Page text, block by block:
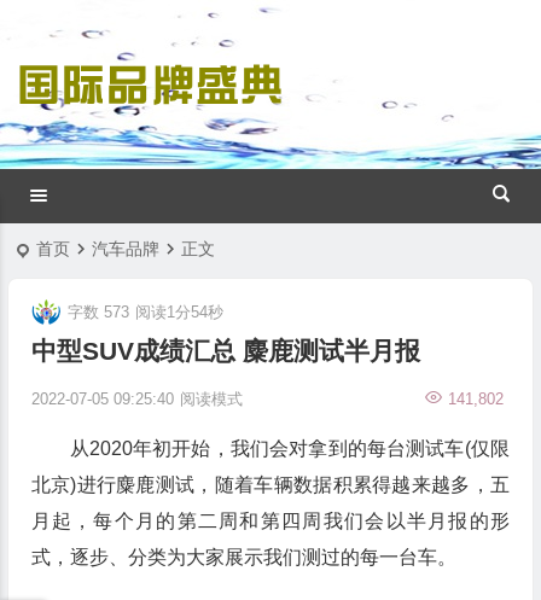
首页 汽车品牌 正文
中型SUV成绩汇总 麋鹿测试半月报
2022-07-05 09:25:40 141,802
字数 573 阅读1分54秒
阅读模式
从2020年初开始，我们会对拿到的每台测试车(仅限
北京)进行麋鹿测试，随着车辆数据积累得越来越多，五
月起，每个月的第二周和第四周我们会以半月报的形
式，逐步、分类为大家展示我们测过的每一台车。